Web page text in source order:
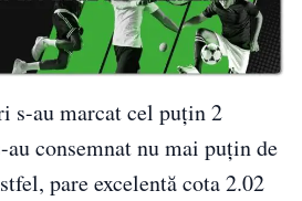
s-au marcat cel puțin 2
consemnat nu mai puțin de
pare excelentă cota 2.02